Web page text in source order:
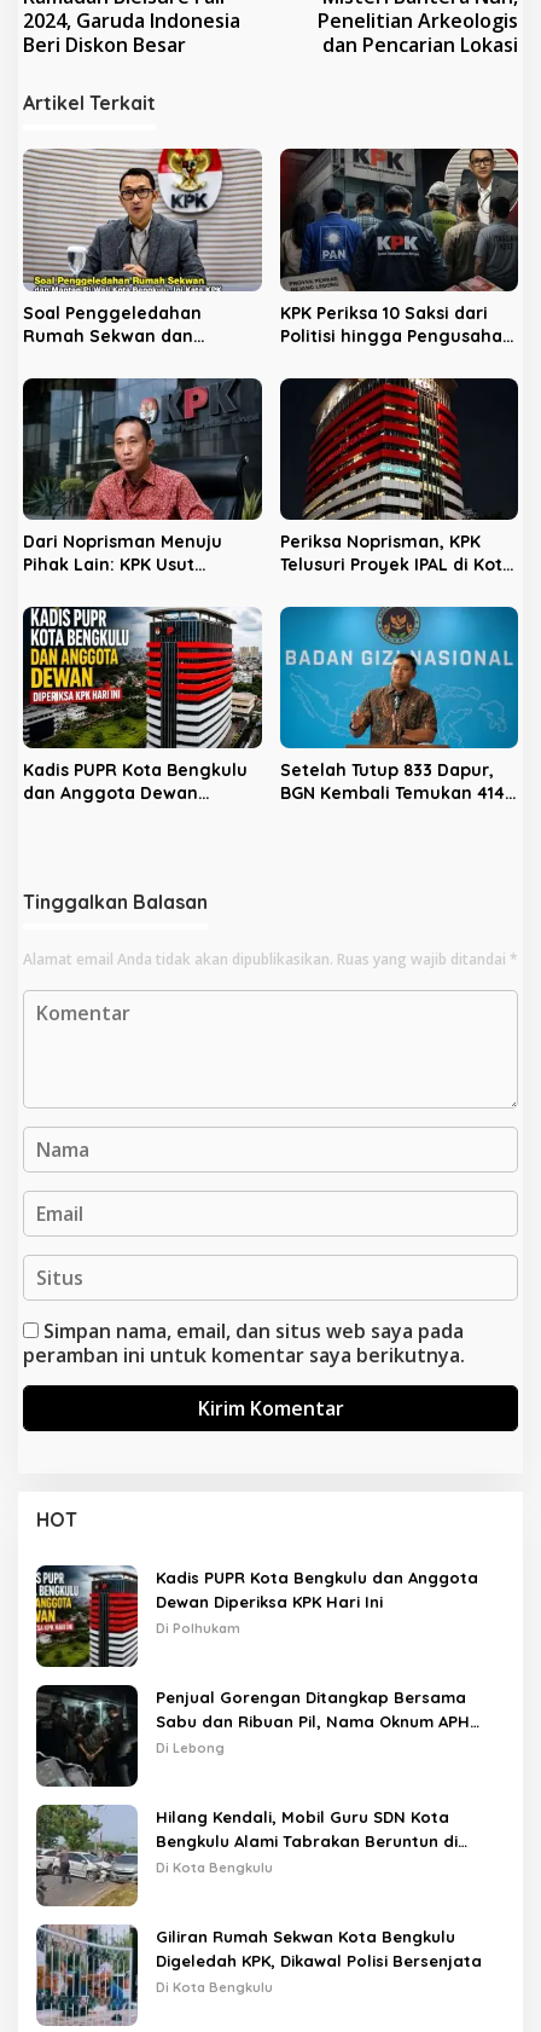
a
v
g
a
s
i
p
o
s
2024, Garuda Indonesia
Beri Diskon Besar
Penelitian Arkeologis
dan Pencarian Lokasi
Artikel Terkait
Soal Penggeledahan
Rumah Sekwan dan
Bengkulu, Ini Kata KPK
KPK Periksa 10 Saksi dari
Politisi hingga Pengusaha
Dari Noprisman Menuju
Pihak Lain: KPK Usut
Proyek di Pemkot Bengkulu
Periksa Noprisman, KPK
Telusuri Proyek IPAL di Kota
Kadis PUPR Kota Bengkulu
dan Anggota Dewan
Setelah Tutup 833 Dapur,
BGN Kembali Temukan 414
Tinggalkan Balasan
Alamat email Anda tidak akan dipublikasikan. Ruas yang wajib ditandai *
Simpan nama, email, dan situs web saya pada
peramban ini untuk komentar saya berikutnya.
HOT
Kadis PUPR Kota Bengkulu dan Anggota
Dewan Diperiksa KPK Hari Ini
Di Polhukam
Penjual Gorengan Ditangkap Bersama
Sabu dan Ribuan Pil, Nama Oknum APH
Disebut Saat Interogasi
Di Lebong
Hilang Kendali, Mobil Guru SDN Kota
Bengkulu Alami Tabrakan Beruntun di
Lampu Merah
Di Kota Bengkulu
Giliran Rumah Sekwan Kota Bengkulu
Digeledah KPK, Dikawal Polisi Bersenjata
Di Kota Bengkulu